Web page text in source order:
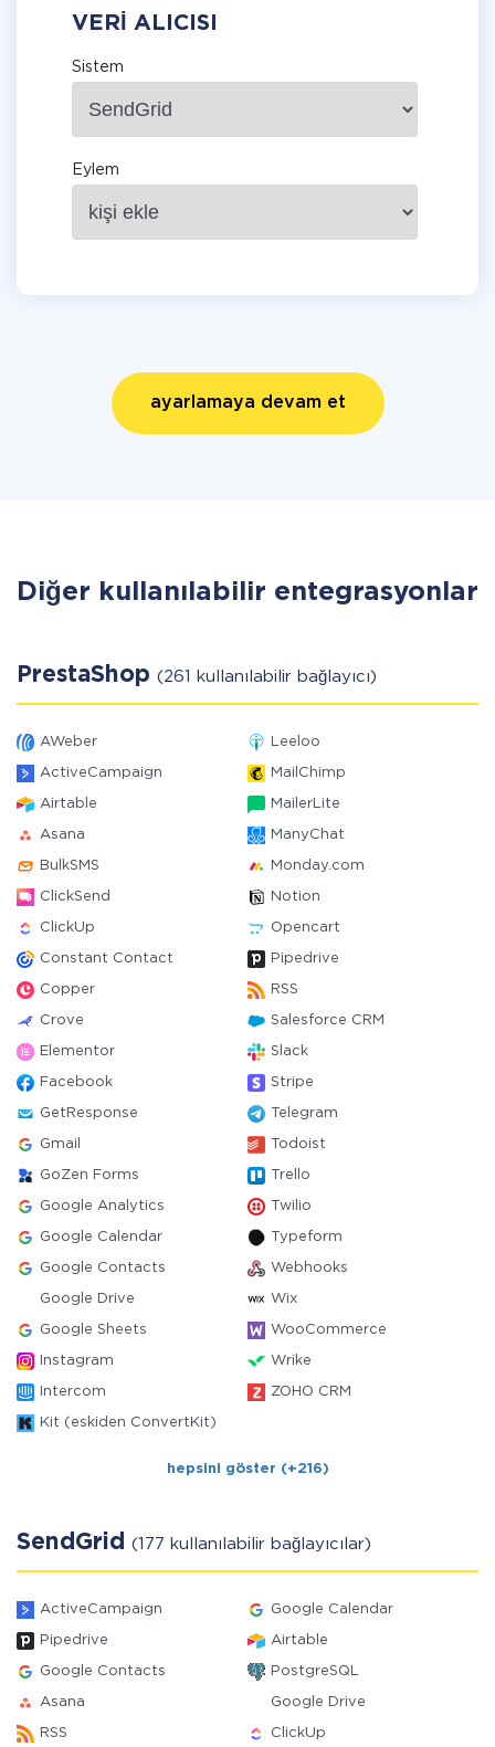
VERI ALICISI
Sistem
Eylem
ayarlamaya devam et
Diğer kullanılabilir entegrasyonlar
PrestaShop (261 kullanılabilir bağlayıcı)
AWeber Leeloo
ActiveCampaign MailChimp
Airtable MailerLite
Asana ManyChat
BulkSMS Monday.com
ClickSend Notion
ClickUp Opencart
Constant Contact Pipedrive
Copper RSS
Crove Salesforce CRM
Elementor Slack
Facebook Stripe
GetResponse Telegram
Gmail Todoist
GoZen Forms Trello
Google Analytics Twilio
Google Calendar Typeform
Google Contacts Webhooks
Google Drive Wix
Google Sheets WooCommerce
Instagram Wrike
Intercom ZOHO CRM
Kit (eskiden ConvertKit)
hepsini göster (+216)
SendGrid (177 kullanılabilir bağlayıcılar)
ActiveCampaign Google Calendar
Pipedrive Airtable
Google Contacts PostgreSQL
Asana Google Drive
RSS ClickUp